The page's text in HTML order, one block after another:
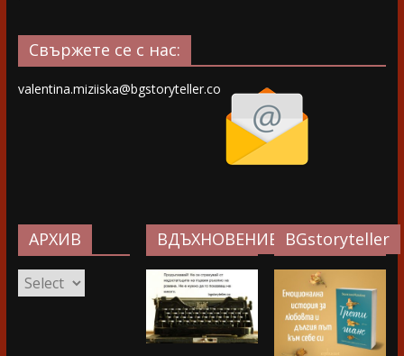
Свържете се с нас:
valentina.miziiska@bgstoryteller.co
АРХИВ
АРХИВ
ВДЪХНОВЕНИЕ…BGstoryteller